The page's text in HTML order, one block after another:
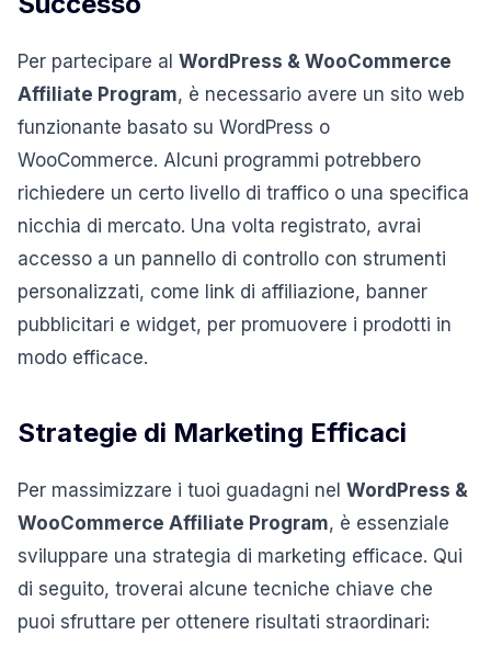
Per partecipare al WordPress & WooCommerce
Affiliate Program, è necessario avere un sito web
funzionante basato su WordPress o
WooCommerce. Alcuni programmi potrebbero
richiedere un certo livello di traffico o una specifica
nicchia di mercato. Una volta registrato, avrai
accesso a un pannello di controllo con strumenti
personalizzati, come link di affiliazione, banner
pubblicitari e widget, per promuovere i prodotti in
modo efficace.
Strategie di Marketing Efficaci
Per massimizzare i tuoi guadagni nel WordPress &
WooCommerce Affiliate Program, è essenziale
sviluppare una strategia di marketing efficace. Qui
di seguito, troverai alcune tecniche chiave che
puoi sfruttare per ottenere risultati straordinari: